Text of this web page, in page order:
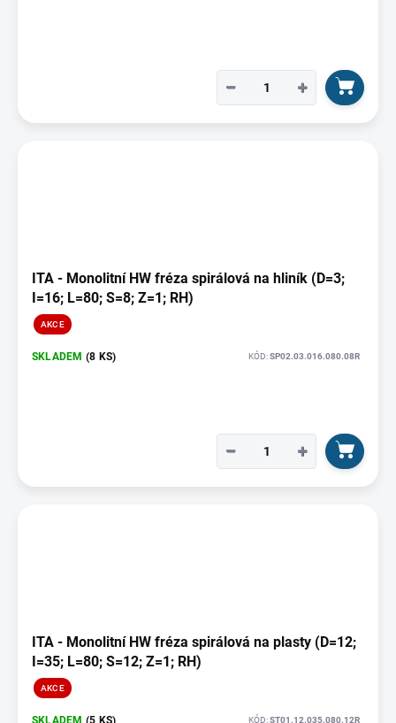
+
−
ITA - Monolitní HW fréza spirálová na hliník (D=3;
I=16; L=80; S=8; Z=1; RH)
AKCE
SKLADEM (8 KS) KÓD:SP02.03.016.080.08R
+
−
ITA - Monolitní HW fréza spirálová na plasty (D=12;
I=35; L=80; S=12; Z=1; RH)
AKCE
KÓD:ST01.12.035.080.12R